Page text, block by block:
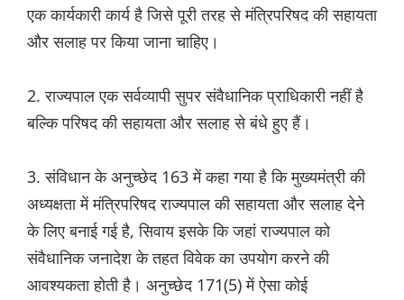
एक कार्यकारी कार्य है जिसे पूरी तरह से मंत्रिपरिषद की सहायता
और सलाह पर किया जाना चाहिए।
2. राज्यपाल एक सर्वव्यापी सुपर संवैधानिक प्राधिकारी नहीं है
बल्कि परिषद की सहायता और सलाह से बंधे हुए हैं।
3. संविधान के अनुच्छेद 163 में कहा गया है कि मुख्यमंत्री की
अध्यक्षता में मंत्रिपरिषद राज्यपाल की सहायता और सलाह देने
के लिए बनाई गई है, सिवाय इसके कि जहां राज्यपाल को
संवैधानिक जनादेश के तहत विवेक का उपयोग करने की
आवश्यकता होती है। अनुच्छेद 171(5) में ऐसा कोई